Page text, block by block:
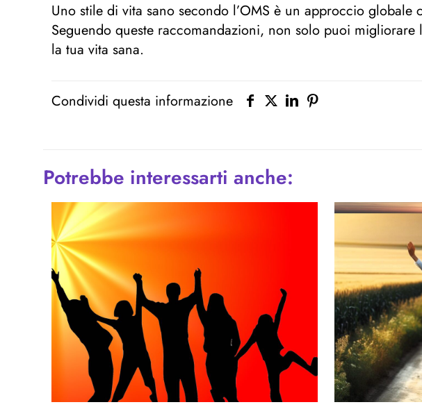
Uno stile di vita sano secondo l’OMS è un approccio
Seguendo queste raccomandazioni, non solo puoi
la tua vita sana.
Condividi questa informazione
Potrebbe interessarti anche: